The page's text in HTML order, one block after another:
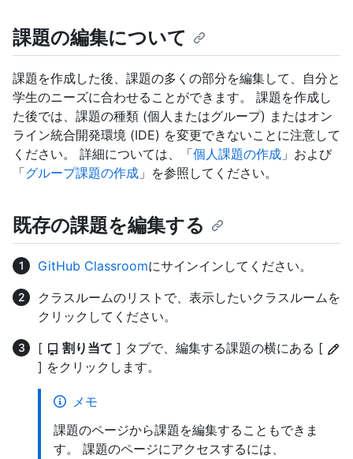
課題の編集について
課題を作成した後、課題の多くの部分を編集して、自分と
学生のニーズに合わせることができます。 課題を作成し
た後では、課題の種類 (個人またはグループ) またはオン
ライン統合開発環境 (IDE) を変更できないことに注意して
ください。 詳細については、「個人課題の作成 」および
「グループ課題の作成 」を参照してください。
既存の課題を編集する
GitHub Classroomにサインインしてください。
クラスルームのリストで、表示したいクラスルームを
クリックしてください。
[
割り当て ] タブで、編集する課題の横にある [
] をクリックします。
メモ
課題のページから課題を編集することもできま
す。 課題のページにアクセスするには、